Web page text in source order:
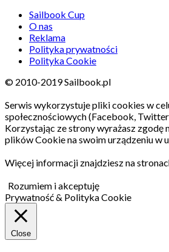
Sailbook Cup
O nas
Reklama
Polityka prywatności
Polityka Cookie
© 2010-2019 Sailbook.pl
Serwis wykorzystuje pliki cookies w
społecznościowych (Facebook,
Korzystając ze strony wyrażasz
plików Cookie na swoim urządzeniu w
Więcej informacji znajdziesz na
Rozumiem i akceptuję
Prywatność & Polityka Cookie
Close